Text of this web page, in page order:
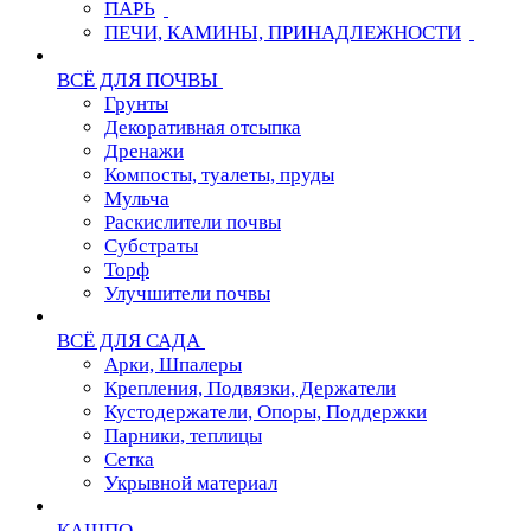
ПАРЬ
ПЕЧИ, КАМИНЫ, ПРИНАДЛЕЖНОСТИ
ВСЁ ДЛЯ ПОЧВЫ
Грунты
Декоративная отсыпка
Дренажи
Компосты, туалеты, пруды
Мульча
Раскислители почвы
Субстраты
Торф
Улучшители почвы
ВСЁ ДЛЯ САДА
Арки, Шпалеры
Крепления, Подвязки, Держатели
Кустодержатели, Опоры, Поддержки
Парники, теплицы
Сетка
Укрывной материал